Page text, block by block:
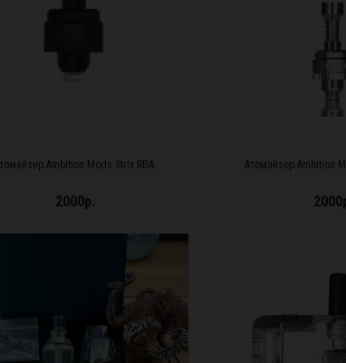
Ambition Mods Strix RBA
2000р.
Атомайзер Ambition